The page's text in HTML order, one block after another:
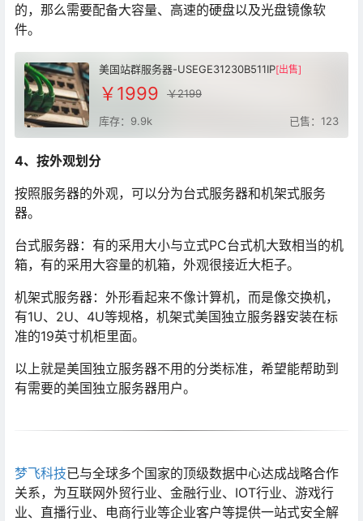
的，那么需要配备大容量、高速的硬盘以及光盘镜像软
件。
美国站群服务器-USEGE31230B511IP[出售]
￥1999 ￥2199
库存：9.9k 已售：123
4、按外观划分
按照服务器的外观，可以分为台式服务器和机架式服务
器。
台式服务器：有的采用大小与立式PC台式机大致相当的机
箱，有的采用大容量的机箱，外观很接近大柜子。
机架式服务器：外形看起来不像计算机，而是像交换机，
有1U、2U、4U等规格，机架式美国独立服务器安装在标
准的19英寸机柜里面。
以上就是美国独立服务器不用的分类标准，希望能帮助到
有需要的美国独立服务器用户。
梦飞科技已与全球多个国家的顶级数据中心达成战略合作
关系，为互联网外贸行业、金融行业、IOT行业、游戏行
业、直播行业、电商行业等企业客户等提供一站式安全解